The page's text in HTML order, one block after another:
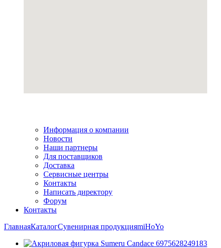
Информация о компании
Новости
Наши партнеры
Для поставщиков
Доставка
Сервисные центры
Контакты
Написать директору
Форум
Контакты
ГлавнаяКаталогСувенирная продукцияmiHoYo